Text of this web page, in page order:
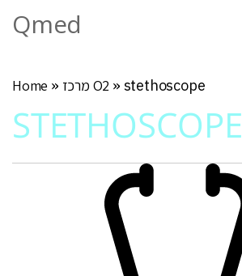
Qmed
Home » מרכז O2 » stethoscope
STETHOSCOPE